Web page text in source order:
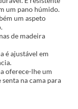
um pano húmido.
um aspeto
de madeira
é ajustável em
oferece-lhe um
na cama para